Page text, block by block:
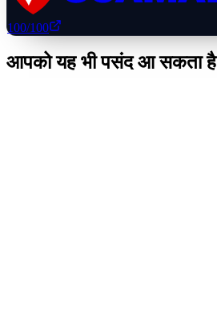
100/100
आपको यह भी पसंद आ सकता है